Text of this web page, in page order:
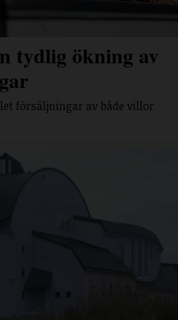
tydlig ökning av
försäljningar av både villor